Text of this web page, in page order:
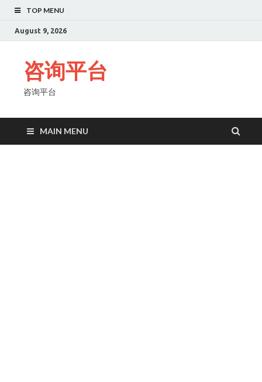
TOP MENU
August 9, 2026
咨询平台
咨询平台
MAIN MENU